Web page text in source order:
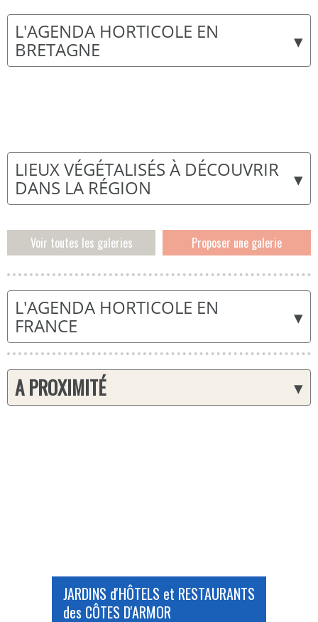
▾
L'AGENDA HORTICOLE EN
BRETAGNE
▾
LIEUX VÉGÉTALISÉS À DÉCOUVRIR
DANS LA RÉGION
Voir toutes les galeries Proposer une galerie
▾
L'AGENDA HORTICOLE EN
FRANCE
▾
A PROXIMITÉ
JARDINS d'HÔTELS et RESTAURANTS
des CÔTES D'ARMOR